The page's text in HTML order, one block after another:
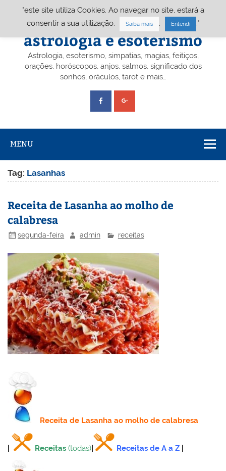
Portal A&E – Portal
astrologia e esoterismo
Astrologia, esoterismo, simpatias, magias, feitiços,
orações, horóscopos, anjos, salmos, significado dos
sonhos, oráculos, tarot e mais…
MENU
Tag: Lasanhas
Receita de Lasanha ao molho de
calabresa
segunda-feira admin receitas
Receitade Lasanha ao molho de calabresa
Receitas (todas) Receitas de A a Z
"este site utiliza Cookies. Ao navegar no site, estará a
consentir a sua utilização.
Saiba mais Entendi ."